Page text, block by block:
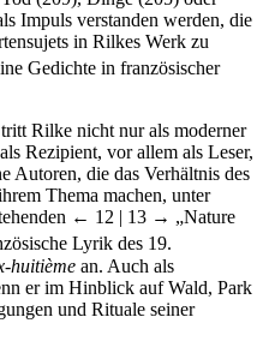
Impuls verstanden werden, die
in Rilkes Werk zu
Gedichte in französischer
Rilke nicht nur als moderner
Rezipient, vor allem als Leser,
Autoren, die das Verhältnis des
Thema machen, unter
← 12 | 13 → „Nature
Lyrik des 19.
huitième an. Auch als
er im Hinblick auf Wald, Park
und Rituale seiner